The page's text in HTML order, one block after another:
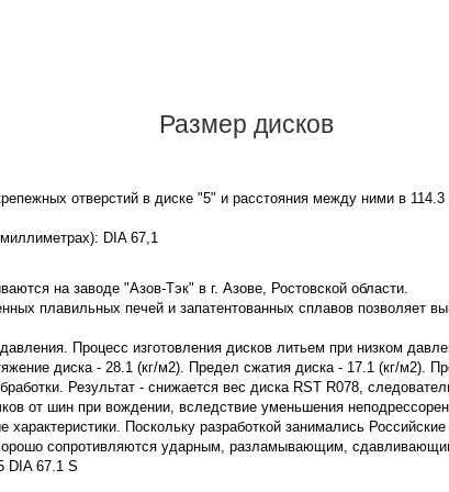
Размер дисков
отверстий в диске "5" и расстояния между ними в
DIA 67,1
на заводе "Азов-Тэк" в г. Азове, Ростовской области.
плавильных печей и запатентованных сплавов позволяет
Процесс изготовления дисков литьем при низком
диска - 28.1 (кг/м2). Предел сжатия диска - 17.1 (кг/м2).
Результат - снижается вес диска RST R078,
от шин при вождении, вследствие уменьшения
Поскольку разработкой занимались
сопротивляются ударным, разламывающим,
DIA 67.1 S